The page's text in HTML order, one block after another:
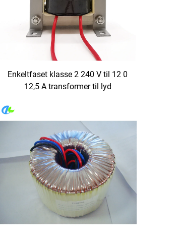
Enkeltfaset klasse 2 240 V til 12 0
12,5 A transformer til lyd